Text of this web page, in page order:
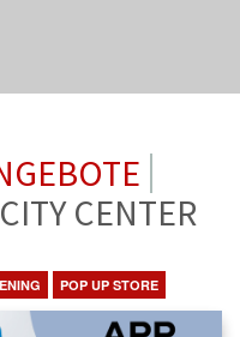
CENTER
POP UP STORE